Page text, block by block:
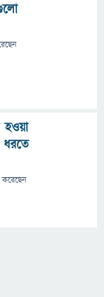
হওয়া
ধরতে
করেছেন